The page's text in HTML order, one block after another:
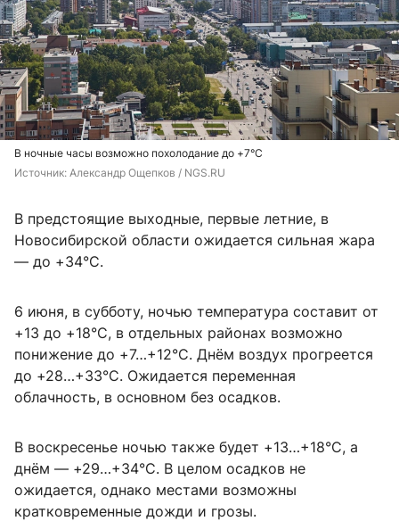
В ночные часы возможно похолодание до +7°C
Источник: Александр Ощепков / NGS.RU
В предстоящие выходные, первые летние, в
Новосибирской области ожидается сильная жара
— до +34°C.
6 июня, в субботу, ночью температура составит от
+13 до +18°C, в отдельных районах возможно
понижение до +7…+12°C. Днём воздух прогреется
до +28…+33°C. Ожидается переменная
облачность, в основном без осадков.
В воскресенье ночью также будет +13…+18°C, а
днём — +29…+34°C. В целом осадков не
ожидается, однако местами возможны
кратковременные дожди и грозы.